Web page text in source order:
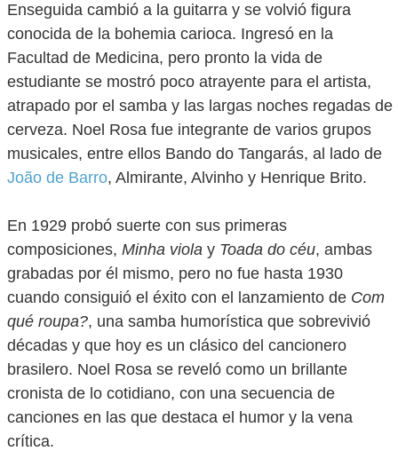
Enseguida cambió a la guitarra y se volvió figura
conocida de la bohemia carioca. Ingresó en la
Facultad de Medicina, pero pronto la vida de
estudiante se mostró poco atrayente para el artista,
atrapado por el samba y las largas noches regadas de
cerveza. Noel Rosa fue integrante de varios grupos
musicales, entre ellos Bando do Tangarás, al lado de
João de Barro, Almirante, Alvinho y Henrique Brito.
En 1929 probó suerte con sus primeras
composiciones, Minha viola y Toada do céu, ambas
grabadas por él mismo, pero no fue hasta 1930
cuando consiguió el éxito con el lanzamiento de Com
qué roupa?, una samba humorística que sobrevivió
décadas y que hoy es un clásico del cancionero
brasilero. Noel Rosa se reveló como un brillante
cronista de lo cotidiano, con una secuencia de
canciones en las que destaca el humor y la vena
crítica.